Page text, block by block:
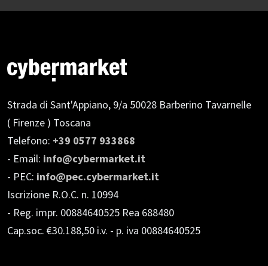
Strada di Sant'Appiano, 9/a 50028 Barberino Tavarnelle
( Firenze ) Toscana
Telefono: +39 0577 933868
- Email: info@cybermarket.it
- PEC: info@pec.cybermarket.it
Iscrizione R.O.C. n. 10994
- Reg. impr. 00884640525 Rea 688480
Cap.soc. €30.188,50 i.v. - p. iva 00884640525